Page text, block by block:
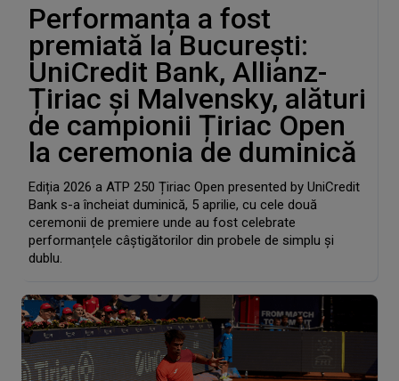
Performanța a fost
premiată la București:
UniCredit Bank, Allianz-
Țiriac și Malvensky, alături
de campionii Țiriac Open
la ceremonia de duminică
Ediția 2026 a ATP 250 Țiriac Open presented by UniCredit
Bank s-a încheiat duminică, 5 aprilie, cu cele două
ceremonii de premiere unde au fost celebrate
performanțele câștigătorilor din probele de simplu și
dublu.